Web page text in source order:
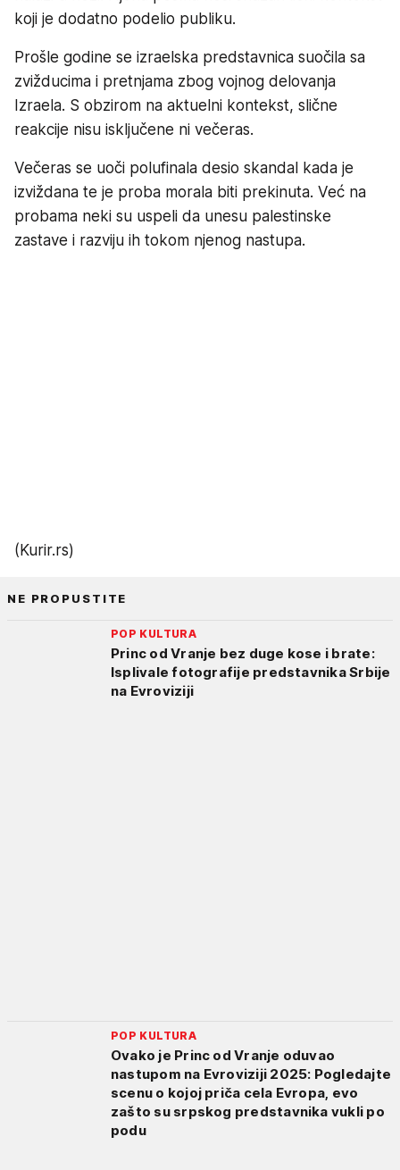
koji je dodatno podelio publiku.
Prošle godine se izraelska predstavnica suočila sa
zvižducima i pretnjama zbog vojnog delovanja
Izraela. S obzirom na aktuelni kontekst, slične
reakcije nisu isključene ni večeras.
Večeras se uoči polufinala desio skandal kada je
izviždana te je proba morala biti prekinuta. Već na
probama neki su uspeli da unesu palestinske
zastave i razviju ih tokom njenog nastupa.
(Kurir.rs)
NE PROPUSTITE
POP KULTURA
Princ od Vranje bez duge kose i brate:
Isplivale fotografije predstavnika Srbije
na Evroviziji
POP KULTURA
Ovako je Princ od Vranje oduvao
nastupom na Evroviziji 2025: Pogledajte
scenu o kojoj priča cela Evropa, evo
zašto su srpskog predstavnika vukli po
podu